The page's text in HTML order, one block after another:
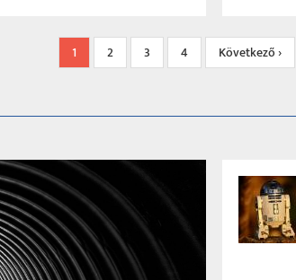
Jelenlegi
oldal
1 Page
2 Page
3 Page
4
Következő
oldal
Következő ›